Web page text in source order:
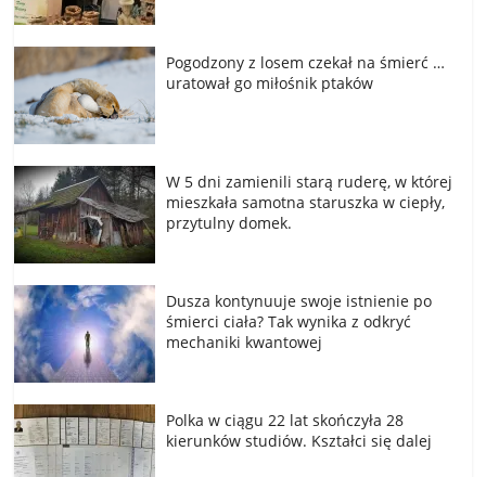
Pogodzony z losem czekał na śmierć …
uratował go miłośnik ptaków
W 5 dni zamienili starą ruderę, w której
mieszkała samotna staruszka w ciepły,
przytulny domek.
Dusza kontynuuje swoje istnienie po
śmierci ciała? Tak wynika z odkryć
mechaniki kwantowej
Polka w ciągu 22 lat skończyła 28
kierunków studiów. Kształci się dalej